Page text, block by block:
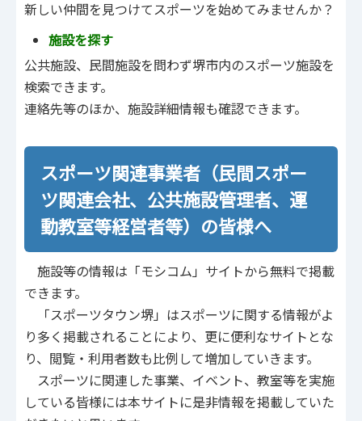
新しい仲間を見つけてスポーツを始めてみませんか？
施設を探す
公共施設、民間施設を問わず堺市内のスポーツ施設を
検索できます。
連絡先等のほか、施設詳細情報も確認できます。
スポーツ関連事業者（民間スポー
ツ関連会社、公共施設管理者、運
動教室等経営者等）の皆様へ
施設等の情報は「モシコム」サイトから無料で掲載
できます。
「スポーツタウン堺」はスポーツに関する情報がよ
り多く掲載されることにより、更に便利なサイトとな
り、閲覧・利用者数も比例して増加していきます。
スポーツに関連した事業、イベント、教室等を実施
している皆様には本サイトに是非情報を掲載していた